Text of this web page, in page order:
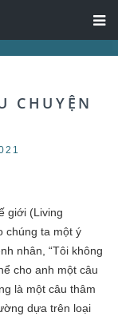
CHUYỆN
giới (Living
chúng ta một ý
nhân, “Tôi không
cho anh một câu
là một câu thâm
dựa trên loại